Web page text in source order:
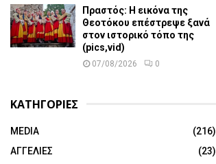
Πραστός: Η εικόνα της
Θεοτόκου επέστρεψε ξανά
στον ιστορικό τόπο της
(pics,vid)
07/08/2026 0
ΚΑΤΗΓΟΡΙΕΣ
MEDIA
(216)
ΑΓΓΕΛΙΕΣ
(23)